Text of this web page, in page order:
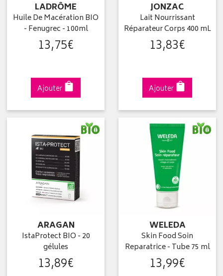
LADRÔME
Huile De Macération BIO
- Fenugrec - 100ml
13,75€
Ajouter
JONZAC
Lait Nourrissant
Réparateur Corps 400 mL
13,83€
Ajouter
ARAGAN
IstaProtect BIO - 20
gélules
13,89€
WELEDA
Skin Food Soin
Reparatrice - Tube 75 ml
13,99€